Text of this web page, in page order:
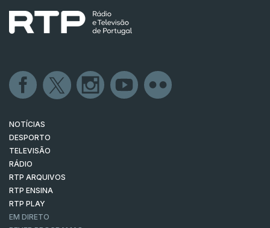
NOTÍCIAS
DESPORTO
TELEVISÃO
RÁDIO
RTP ARQUIVOS
RTP ENSINA
RTP PLAY
EM DIRETO